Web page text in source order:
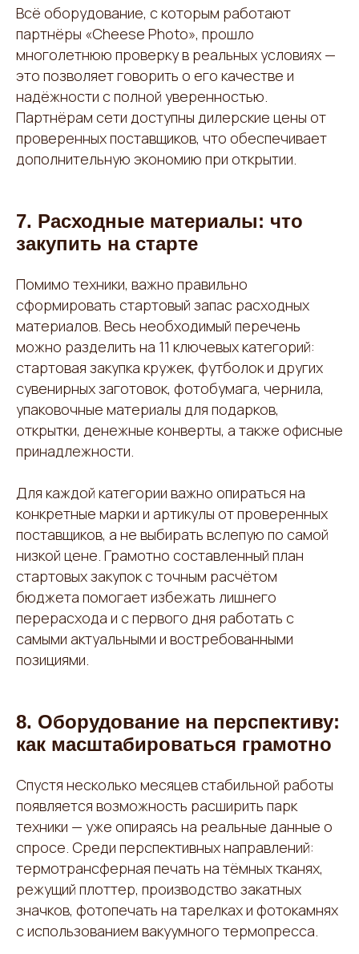
Всё оборудование, с которым работают
партнёры «Cheese Photo», прошло
многолетнюю проверку в реальных условиях —
это позволяет говорить о его качестве и
надёжности с полной уверенностью.
Партнёрам сети доступны дилерские цены от
проверенных поставщиков, что обеспечивает
дополнительную экономию при открытии.
7. Расходные материалы: что
закупить на старте
Помимо техники, важно правильно
сформировать стартовый запас расходных
материалов. Весь необходимый перечень
можно разделить на 11 ключевых категорий:
стартовая закупка кружек, футболок и других
сувенирных заготовок, фотобумага, чернила,
упаковочные материалы для подарков,
открытки, денежные конверты, а также офисные
принадлежности.
Для каждой категории важно опираться на
конкретные марки и артикулы от проверенных
поставщиков, а не выбирать вслепую по самой
низкой цене. Грамотно составленный план
стартовых закупок с точным расчётом
бюджета помогает избежать лишнего
перерасхода и с первого дня работать с
самыми актуальными и востребованными
позициями.
8. Оборудование на перспективу:
как масштабироваться грамотно
Спустя несколько месяцев стабильной работы
появляется возможность расширить парк
техники — уже опираясь на реальные данные о
спросе. Среди перспективных направлений:
термотрансферная печать на тёмных тканях,
режущий плоттер, производство закатных
значков, фотопечать на тарелках и фотокамнях
с использованием вакуумного термопресса.